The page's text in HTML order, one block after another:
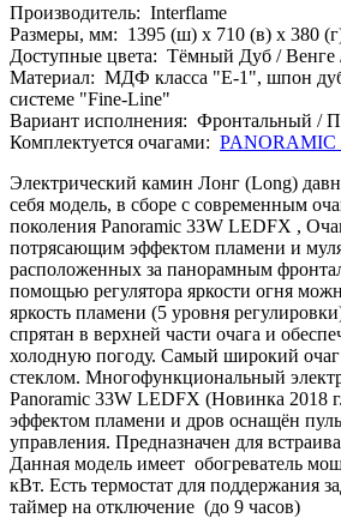
Производитель: Interflame
Размеры, мм: 1395 (ш) х 710 (в) х 380
Доступные цвета: Тёмный Дуб / Венге
Материал: МДФ класса "Е-1", шпон
системе "Fine-Line"
Вариант исполнения: Фронтальный /
Комплектуется очагами: PANORAMIC
Электрический камин Лонг (Long)
себя модель, в сборе с современным
поколения Panoramic 33W LEDFX ,
потрясающим эффектом пламени и
расположенных за панорамным
помощью регулятора яркости огня
яркость пламени (5 уровня
спрятан в верхней части очага и
холодную погоду. Самый широкий
стеклом. Многофункциональный
Panoramic 33W LEDFX (Новинка 2018
эффектом пламени и дров оснащён
управления. Предназначен для
Данная модель имеет обогреватель
кВт. Есть термостат для поддержания
таймер на отключение (до 9 часов)